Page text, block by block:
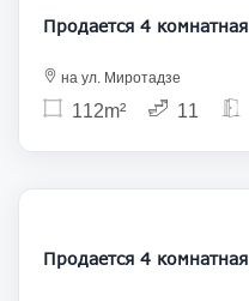
на ул. Миротадзе
112m² 11